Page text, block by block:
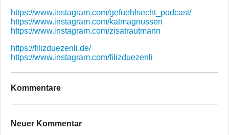
https://www.instagram.com/gefuehlsecht_podcast/
https://www.instagram.com/katmagnussen
https://www.instagram.com/zisatrautmann
https://filizduezenli.de/
https://www.instagram.com/filizduezenli
Kommentare
Neuer Kommentar